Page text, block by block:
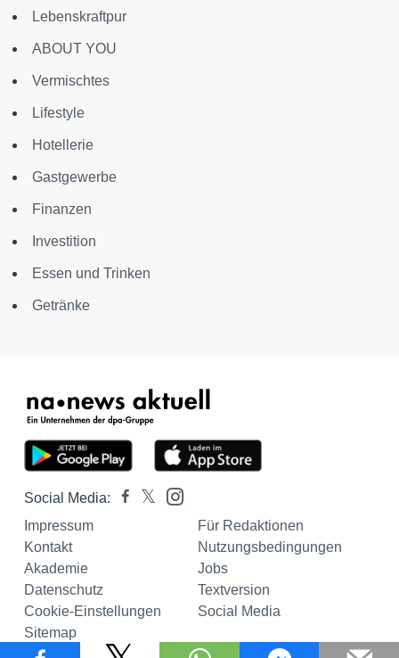
Lebenskraftpur
ABOUT YOU
Vermischtes
Lifestyle
Hotellerie
Gastgewerbe
Finanzen
Investition
Essen und Trinken
Getränke
Social Media:
Impressum
Für Redaktionen
Kontakt
Nutzungsbedingungen
Akademie
Jobs
Datenschutz
Textversion
Cookie-Einstellungen
Social Media
Sitemap